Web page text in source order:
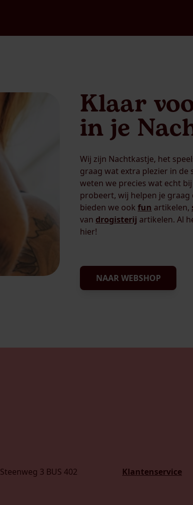
Klaar
in je
Wij zijn Nachtkastje, het
graag wat extra plezier in
weten we precies wat echt
probeert, wij helpen je
bieden we ook fun artikelen,
van drogisterij artikelen. Al
hier!
NAAR WEBSHOP
Steenweg 3 BUS 402 Klantenservice